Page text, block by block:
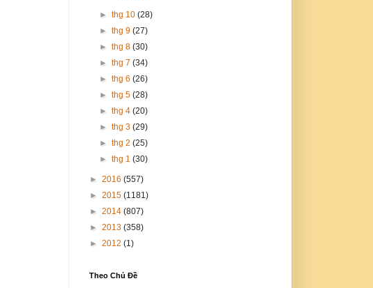
►thg 10(28)
►thg 9(27)
►thg 8(30)
►thg 7(34)
►thg 6(26)
►thg 5(28)
►thg 4(20)
►thg 3(29)
►thg 2(25)
►thg 1(30)
► 2016 (557)
► 2015 (1181)
► 2014 (807)
► 2013 (358)
► 2012 (1)
Theo Chủ Đề